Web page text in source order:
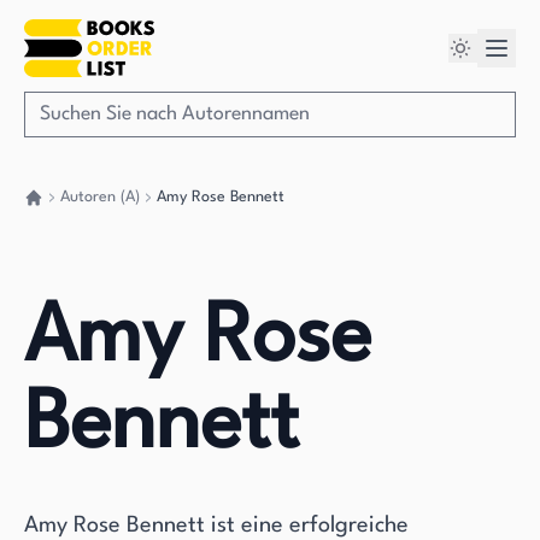
Autoren (A) Amy Rose Bennett
Amy Rose
Bennett
Amy Rose Bennett ist eine erfolgreiche